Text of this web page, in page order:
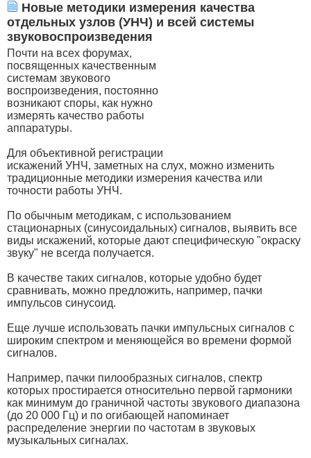
Новые методики измерения качества
отдельных узлов (УНЧ) и всей системы
звуковоспроизведения
Почти на всех форумах,
посвященных качественным
системам звукового
воспроизведения, постоянно
возникают споры, как нужно
измерять качество работы
аппаратуры.
Для объективной регистрации
искажений УНЧ, заметных на слух, можно изменить
традиционные методики измерения качества или
точности работы УНЧ.
По обычным методикам, с использованием
стационарных (синусоидальных) сигналов, выявить все
виды искажений, которые дают специфическую "окраску
звуку" не всегда получается.
В качестве таких сигналов, которые удобно будет
сравнивать, можно предложить, например, пачки
импульсов синусоид.
Еще лучше использовать пачки импульсных сигналов с
широким спектром и меняющейся во времени формой
сигналов.
Например, пачки пилообразных сигналов, спектр
которых простирается относительно первой гармоники
как минимум до граничной частоты звукового диапазона
(до 20 000 Гц) и по огибающей напоминает
распределение энергии по частотам в звуковых
музыкальных сигналах.